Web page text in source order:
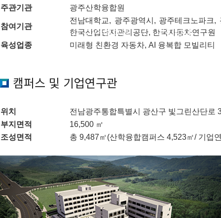
기업연구관 알림마당
주관기관
광주산학융합원
참여기관
전남대학교, 광주광역시, 광주테크노파크,
한국산업단지관리공단, 한국자동차연구원
육성업종
미래형 친환경 자동차, AI 융복합 모빌리티
캠퍼스 및 기업연구관
위치
전남광주통합특별시 광산구 빛그린산단로
부지면적
16,500 ㎡
조성면적
총 9,487㎡(산학융합캠퍼스 4,523㎡/ 기업